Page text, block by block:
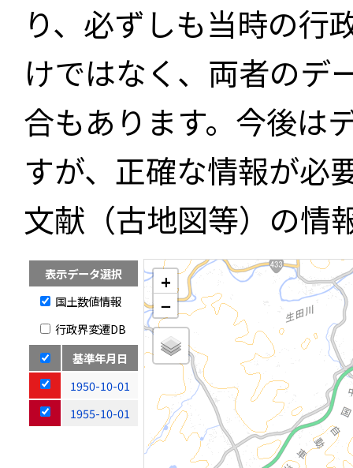
り、必ずしも当時の行
けではなく、両者のデ
合もあります。今後は
すが、正確な情報が必
文献（古地図等）の情
表示データ選択
国土数値情報
行政界変遷DB
基準年月日
1950-10-01
1955-10-01
+
−